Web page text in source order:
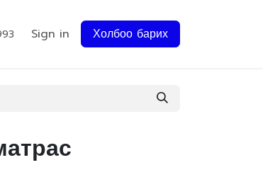
Sign in Холбоо барих